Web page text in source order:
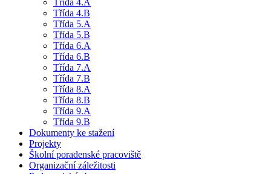
Třída 4.A
Třída 4.B
Třída 5.A
Třída 5.B
Třída 6.A
Třída 6.B
Třída 7.A
Třída 7.B
Třída 8.A
Třída 8.B
Třída 9.A
Třída 9.B
Dokumenty ke stažení
Projekty
Školní poradenské pracoviště
Organizační záležitosti